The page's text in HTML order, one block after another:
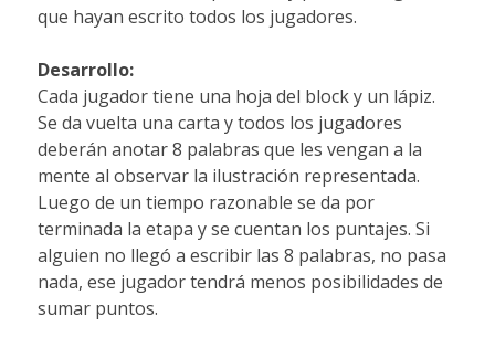
que hayan escrito todos los jugadores.
Desarrollo:
Cada jugador tiene una hoja del block y un lápiz.
Se da vuelta una carta y todos los jugadores
deberán anotar 8 palabras que les vengan a la
mente al observar la ilustración representada.
Luego de un tiempo razonable se da por
terminada la etapa y se cuentan los puntajes. Si
alguien no llegó a escribir las 8 palabras, no pasa
nada, ese jugador tendrá menos posibilidades de
sumar puntos.